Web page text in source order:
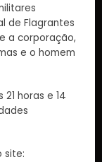
de Flagrantes
a corporação,
e o homem
horas e 14
site: